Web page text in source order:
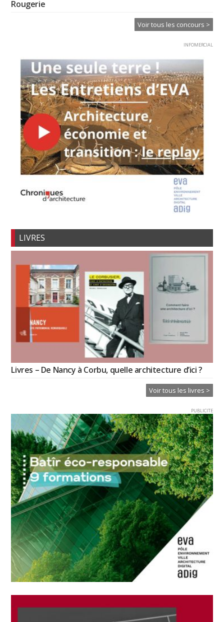
Rougerie
Voir tous les concours >
INFOMERCIAL
LIVRES
Livres – De Nancy à Corbu, quelle architecture d’ici ?
Voir tous les livres >
PUBLICITE